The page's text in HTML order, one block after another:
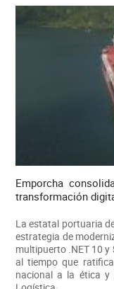
Emporcha
transformación
La estatal portuaria
estrategia de
multipuerto .NET 10 y
al tiempo que
nacional a la ética y